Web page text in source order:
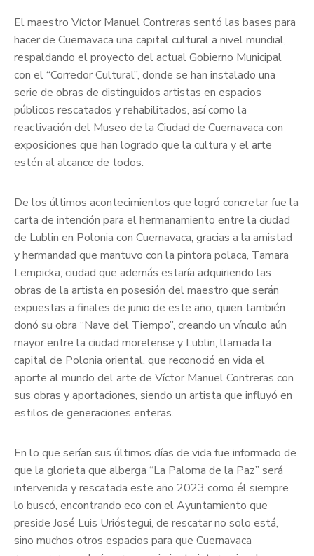
El maestro Víctor Manuel Contreras sentó las bases para
hacer de Cuernavaca una capital cultural a nivel mundial,
respaldando el proyecto del actual Gobierno Municipal
con el “Corredor Cultural”, donde se han instalado una
serie de obras de distinguidos artistas en espacios
públicos rescatados y rehabilitados, así como la
reactivación del Museo de la Ciudad de Cuernavaca con
exposiciones que han logrado que la cultura y el arte
estén al alcance de todos.
De los últimos acontecimientos que logró concretar fue la
carta de intención para el hermanamiento entre la ciudad
de Lublin en Polonia con Cuernavaca, gracias a la amistad
y hermandad que mantuvo con la pintora polaca, Tamara
Lempicka; ciudad que además estaría adquiriendo las
obras de la artista en posesión del maestro que serán
expuestas a finales de junio de este año, quien también
donó su obra “Nave del Tiempo”, creando un vínculo aún
mayor entre la ciudad morelense y Lublin, llamada la
capital de Polonia oriental, que reconoció en vida el
aporte al mundo del arte de Víctor Manuel Contreras con
sus obras y aportaciones, siendo un artista que influyó en
estilos de generaciones enteras.
En lo que serían sus últimos días de vida fue informado de
que la glorieta que alberga “La Paloma de la Paz” será
intervenida y rescatada este año 2023 como él siempre
lo buscó, encontrando eco con el Ayuntamiento que
preside José Luis Urióstegui, de rescatar no solo está,
sino muchos otros espacios para que Cuernavaca